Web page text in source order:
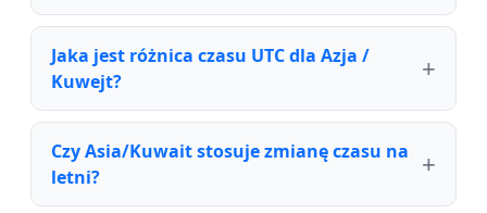
Jaka jest różnica czasu UTC dla Azja /
Kuwejt?
Czy Asia/Kuwait stosuje zmianę czasu na
letni?